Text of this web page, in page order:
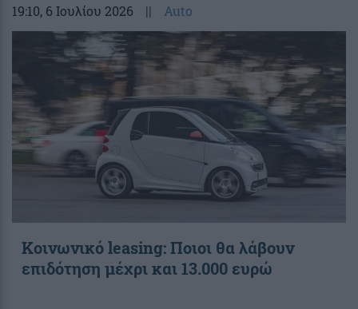
19:10, 6 Ιουλίου 2026 || Auto
Κοινωνικό leasing: Ποιοι θα λάβουν
επιδότηση μέχρι και 13.000 ευρώ